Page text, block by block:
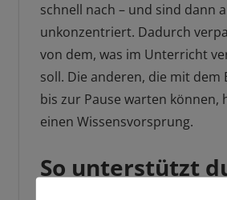
schnell nach – und sind dann
unkonzentriert. Dadurch
von dem, was im Unterricht
soll. Die anderen, die mit dem
bis zur Pause warten können,
einen Wissensvorsprung.
So unterstützt